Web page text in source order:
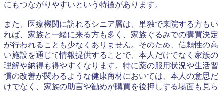
にもつながりやすいという特徴があります。
また、医療機関に訪れるシニア層は、単独で来院する方もい
れば、家族と一緒に来る方も多く、家族ぐるみでの購買決定
が行われることも少なくありません。そのため、信頼性の高
い施設を通じて情報提供することで、本人だけでなく家族の
理解や納得も得やすくなります。特に薬の服用状況や生活習
慣の改善が関わるような健康商材においては、本人の意思だ
けでなく、家族の助言や勧めが購買を後押しする場面も見ら